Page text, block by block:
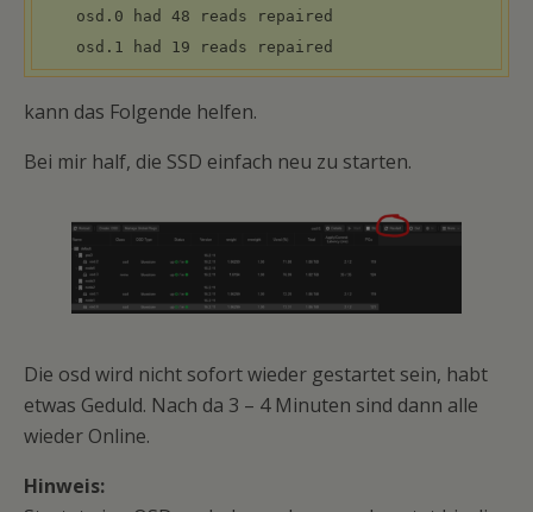
    osd.1 had 19 reads repaired
kann das Folgende helfen.
Bei mir half, die SSD einfach neu zu starten.
Die osd wird nicht sofort wieder gestartet sein, habt
etwas Geduld. Nach da 3 – 4 Minuten sind dann alle
wieder Online.
Hinweis: